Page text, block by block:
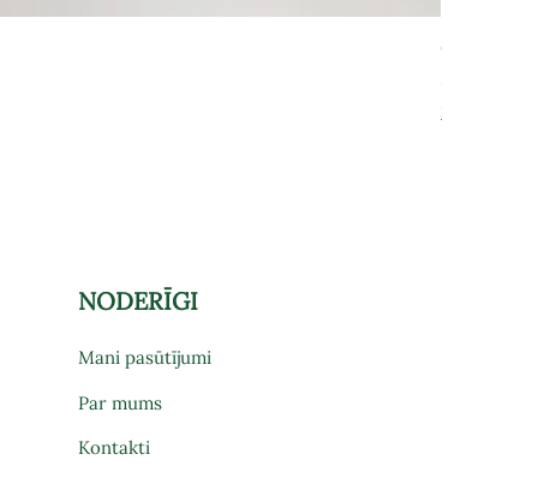
Grāmatu
Cena
575,00 €
NODERĪGI
Mani pasūtījumi
Par mums
Kontakti